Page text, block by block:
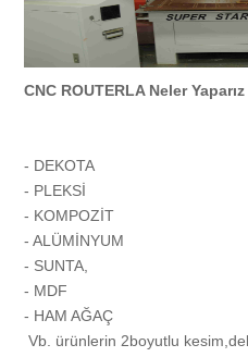
Cnc Strafor Kesim Makinası
Yüzük Yazma
PLOTTER
Pleksi Bükme Makinası
Totem Tabelalar
Kutu Harf Bakımı ve Tamiratı
Led Tabela P10
Araç Giydirme
Referanslar
İletişim
Z. Defteri
CNC ROUTERLA Neler
- DEKOTA
- PLEKSİ
- KOMPOZİT
- ALÜMİNYUM
- SUNTA,
- MDF
- HAM AĞAÇ
Vb. ürünlerin 2boyutlu